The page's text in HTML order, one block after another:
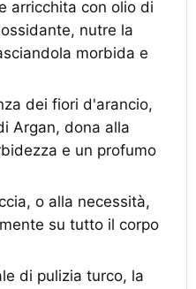
arricchita con olio di
nutre la
morbida e
dei fiori d'arancio,
Argan, dona alla
e un profumo
o alla necessità,
su tutto il corpo
di pulizia turco, la